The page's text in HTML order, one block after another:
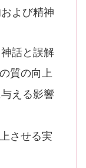
よび精神
話と誤解
質の向上
える影響
させる実